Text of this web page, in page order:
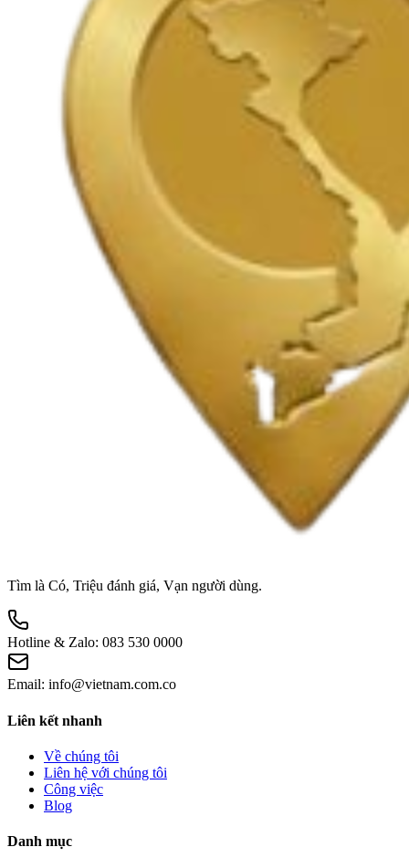
Tìm là Có, Triệu đánh giá, Vạn người dùng.
Hotline & Zalo: 083 530 0000
Email: info@vietnam.com.co
Liên kết nhanh
Về chúng tôi
Liên hệ với chúng tôi
Công việc
Blog
Danh mục